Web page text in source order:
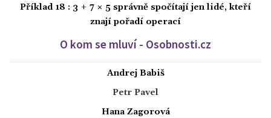
Příklad 18 : 3 + 7 × 5 správně spočítají jen lidé, kteří
znají pořadí operací
O kom se mluví - Osobnosti.cz
Andrej Babiš
Petr Pavel
Hana Zagorová